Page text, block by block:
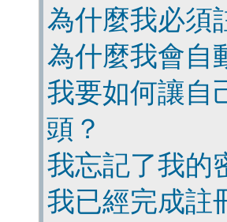
為什麼我必須
為什麼我會自
我要如何讓自
頭？
我忘記了我的
我已經完成註